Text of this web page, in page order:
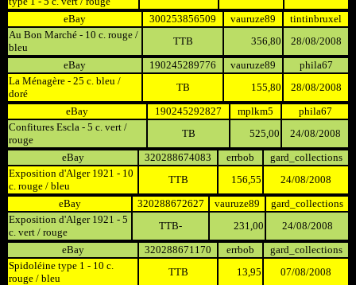
eBay
300253856509 vauruze89
tintinbruxel
Au Bon Marché - 10 c. rouge /
bleu
TTB 356,80
28/08/2008
eBay
190245289776 vauruze89
phila67
La Ménagère - 25 c. bleu /
doré
TB 155,80
28/08/2008
eBay
190245292827 mplkm5
phila67
Confitures Escla - 5 c. vert /
rouge
TB 525,00
24/08/2008
eBay
320288674083 errbob
gard_collections
Exposition d'Alger 1921 - 10
c. rouge / bleu
TTB 156,55
24/08/2008
eBay
320288672627 vauruze89
gard_collections
Exposition d'Alger 1921 - 5
c. vert / rouge
TTB- 231,00
24/08/2008
eBay
320288671170 errbob
gard_collections
Spidoléine type 1 - 10 c.
rouge / bleu
TTB 13,95
07/08/2008